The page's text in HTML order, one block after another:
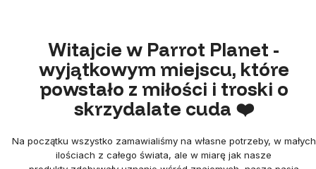
Witajcie w Parrot Planet -
wyjątkowym miejscu, które
powstało z miłości i troski o
skrzydalate cuda ❤️
Na początku wszystko zamawialiśmy na własne potrzeby, w małych
ilościach z całego świata, ale w miarę jak nasze